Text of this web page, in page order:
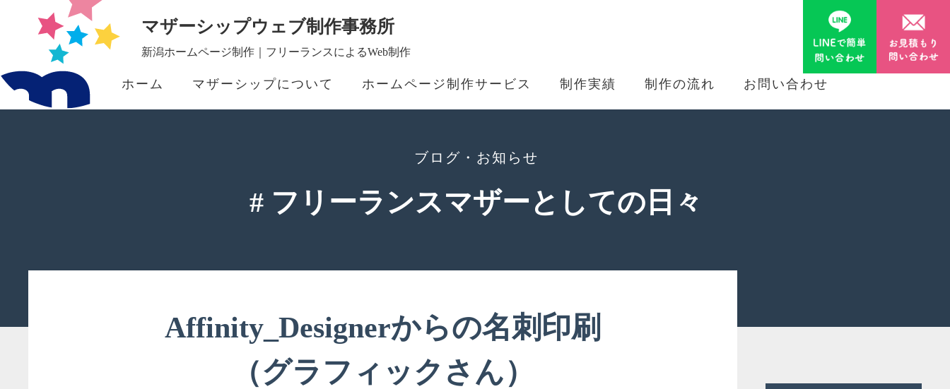
マザーシップウェブ制作事務所
新潟ホームページ制作｜フリーランスによるWeb制作
ホーム マザーシップについて ホームページ制作サービス 制作実績 制作の流れ お問い合わせ
ブログ・お知らせ
# フリーランスマザーとしての日々
Affinity_Designerからの名刺印刷
（グラフィックさん）